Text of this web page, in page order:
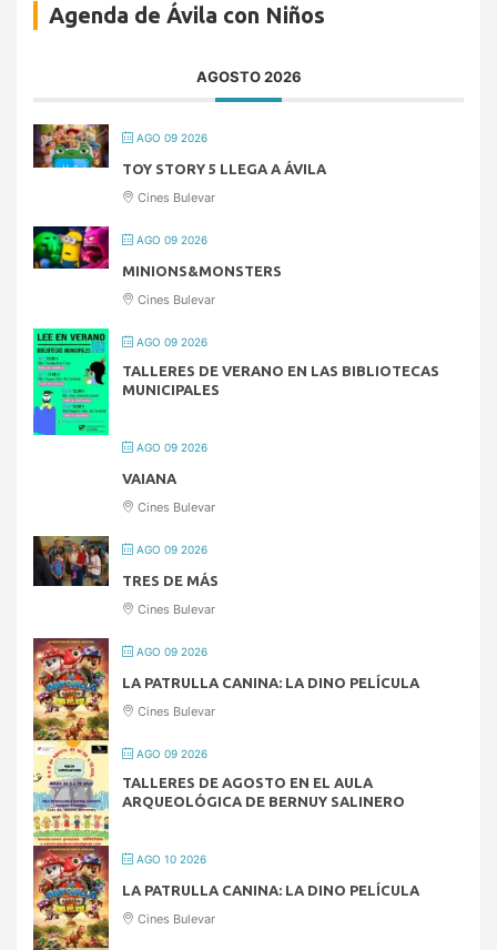
Agenda de Ávila con Niños
AGOSTO 2026
AGO 09 2026
TOY STORY 5 LLEGA A ÁVILA
Cines Bulevar
AGO 09 2026
MINIONS&MONSTERS
Cines Bulevar
AGO 09 2026
TALLERES DE VERANO EN LAS BIBLIOTECAS
MUNICIPALES
AGO 09 2026
VAIANA
Cines Bulevar
AGO 09 2026
TRES DE MÁS
Cines Bulevar
AGO 09 2026
LA PATRULLA CANINA: LA DINO PELÍCULA
Cines Bulevar
AGO 09 2026
TALLERES DE AGOSTO EN EL AULA
ARQUEOLÓGICA DE BERNUY SALINERO
AGO 10 2026
LA PATRULLA CANINA: LA DINO PELÍCULA
Cines Bulevar